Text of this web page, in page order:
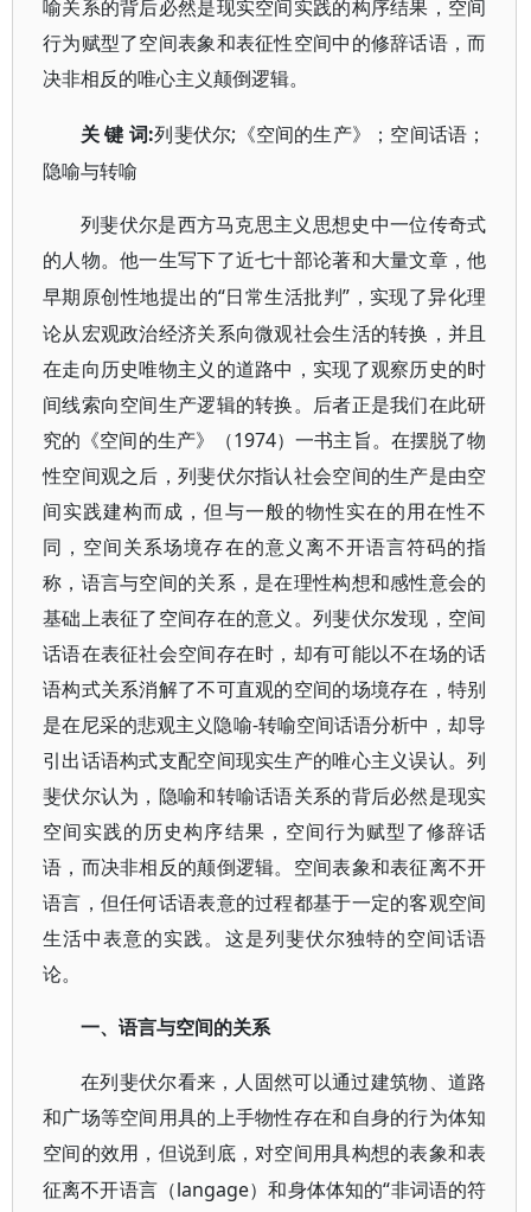
喻关系的背后必然是现实空间实践的构序结果，空间
行为赋型了空间表象和表征性空间中的修辞话语，而
决非相反的唯心主义颠倒逻辑。
关 键 词:列斐伏尔;《空间的生产》；空间话语；
隐喻与转喻
列斐伏尔是西方马克思主义思想史中一位传奇式
的人物。他一生写下了近七十部论著和大量文章，他
早期原创性地提出的“日常生活批判”，实现了异化理
论从宏观政治经济关系向微观社会生活的转换，并且
在走向历史唯物主义的道路中，实现了观察历史的时
间线索向空间生产逻辑的转换。后者正是我们在此研
究的《空间的生产》（1974）一书主旨。在摆脱了物
性空间观之后，列斐伏尔指认社会空间的生产是由空
间实践建构而成，但与一般的物性实在的用在性不
同，空间关系场境存在的意义离不开语言符码的指
称，语言与空间的关系，是在理性构想和感性意会的
基础上表征了空间存在的意义。列斐伏尔发现，空间
话语在表征社会空间存在时，却有可能以不在场的话
语构式关系消解了不可直观的空间的场境存在，特别
是在尼采的悲观主义隐喻-转喻空间话语分析中，却导
引出话语构式支配空间现实生产的唯心主义误认。列
斐伏尔认为，隐喻和转喻话语关系的背后必然是现实
空间实践的历史构序结果，空间行为赋型了修辞话
语，而决非相反的颠倒逻辑。空间表象和表征离不开
语言，但任何话语表意的过程都基于一定的客观空间
生活中表意的实践。这是列斐伏尔独特的空间话语
论。
一、语言与空间的关系
在列斐伏尔看来，人固然可以通过建筑物、道路
和广场等空间用具的上手物性存在和自身的行为体知
空间的效用，但说到底，对空间用具构想的表象和表
征离不开语言（langage）和身体体知的“非词语的符